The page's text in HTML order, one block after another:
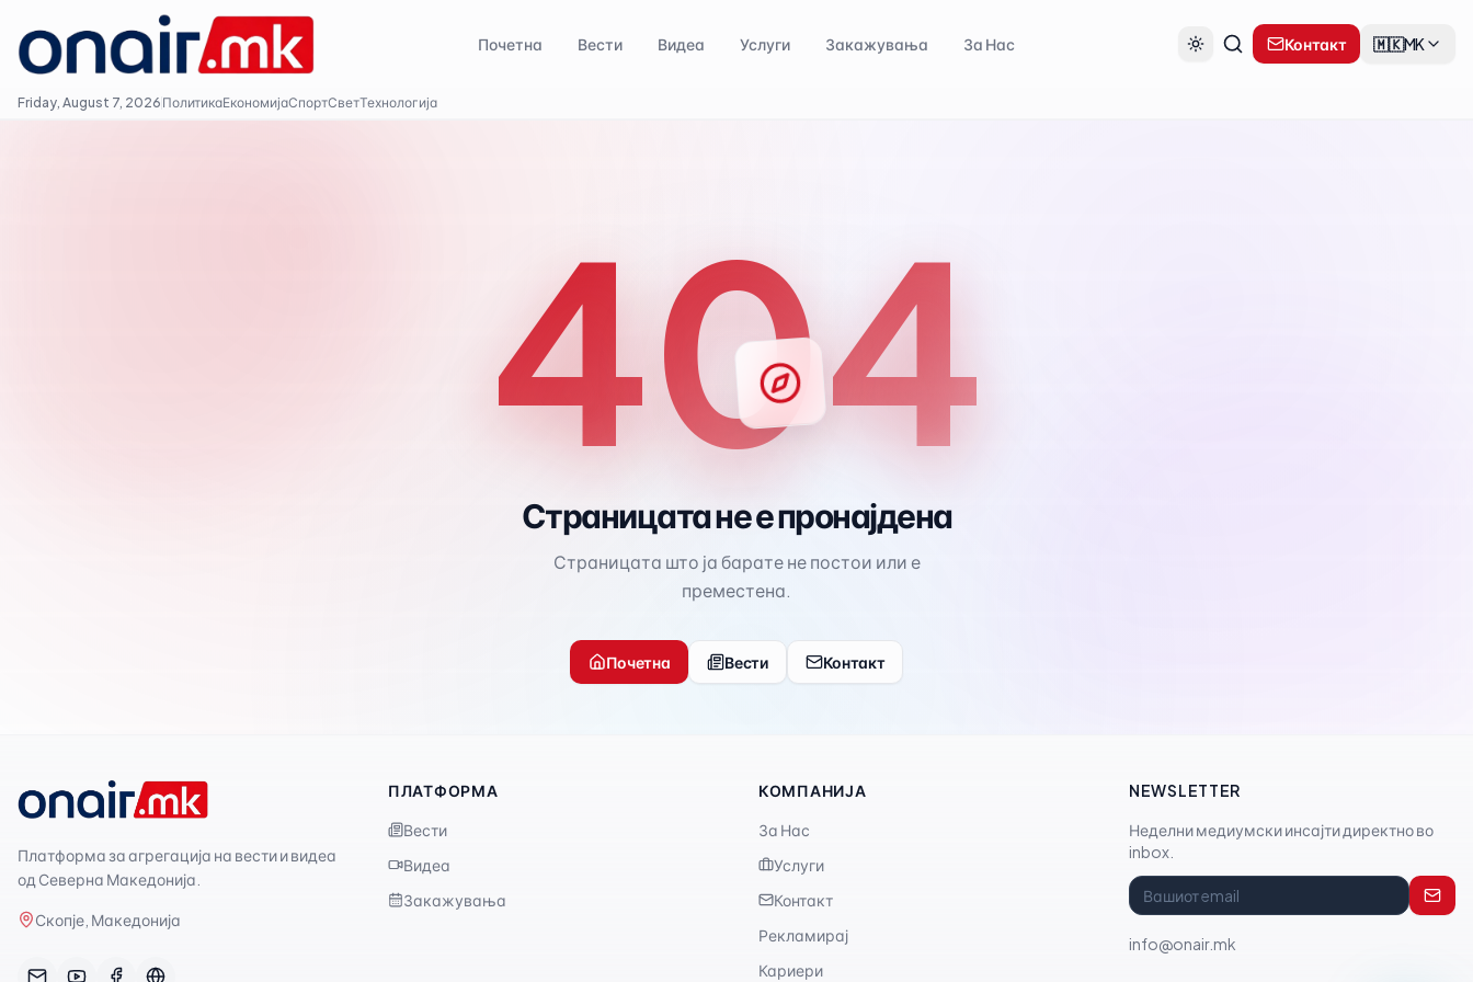
Почетна Вести Видеа Услуги Закажувања За Нас Контакт 🇲🇰MK
Friday, August 7, 2026 ПолитикаЕкономијаСпортСветТехнологија
404
Страницата не е пронајдена
Страницата што ја барате не постои или е
преместена.
Почетна Вести Контакт
Платформа за агрегација на вести и видеа
од Северна Македонија.
Скопје, Македонија
ПЛАТФОРМА
Вести
Видеа
Закажувања
КОМПАНИЈА
За Нас
Услуги
Контакт
Рекламирај
Кариери
NEWSLETTER
Неделни медиумски инсајти директно во
inbox.
info@onair.mk